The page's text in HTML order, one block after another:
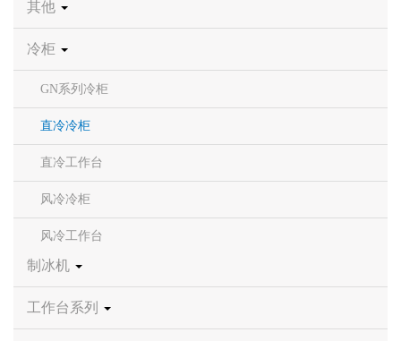
其他
冷柜
GN系列冷柜
直冷冷柜
直冷工作台
风冷冷柜
风冷工作台
制冰机
工作台系列